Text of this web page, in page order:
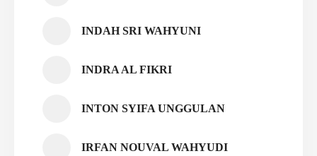
INDAH SRI WAHYUNI
INDRA AL FIKRI
INTON SYIFA UNGGULAN
IRFAN NOUVAL WAHYUDI